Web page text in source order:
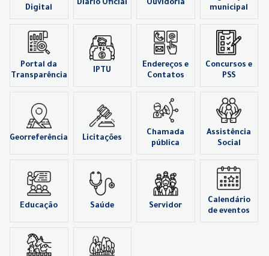
Digital
Diário Oficial Ouvidoria
municipal
Portal da
Transparência
IPTU
Endereços e
Contatos
Concursos e
PSS
Georreferência Licitações
Chamada
pública
Assistência
Social
Educação Saúde Servidor
Calendário
de eventos